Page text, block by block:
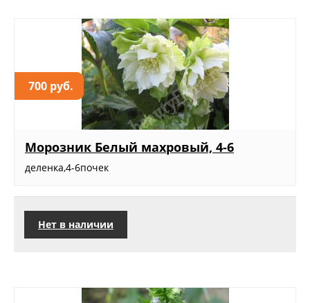
700 руб.
Морозник Белый махровый, 4-6
деленка,4-6почек
Нет в наличии